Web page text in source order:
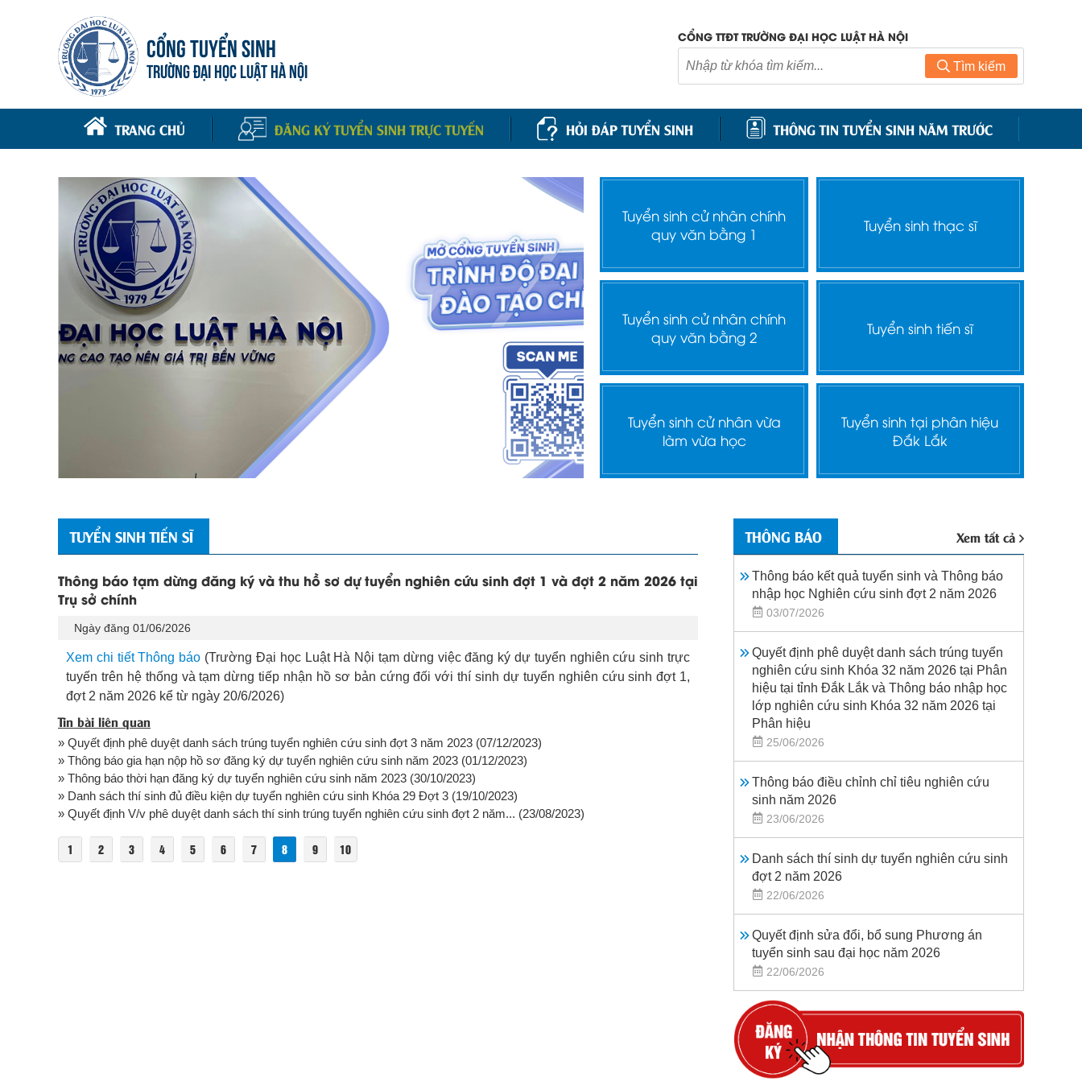
CỔNG TUYỂN SINH
TRƯỜNG ĐẠI HỌC LUẬT HÀ NỘI
CỔNG TTĐT TRƯỜNG ĐẠI HỌC LUẬT HÀ NỘI
Tìm kiếm
TRANG CHỦ ĐĂNG KÝ TUYỂN SINH TRỰC TUYẾN HỎI ĐÁP TUYỂN SINH THÔNG TIN TUYỂN SINH NĂM TRƯỚC
Tuyển sinh cử nhân chính
quy văn bằng 1
Tuyển sinh thạc sĩ
Tuyển sinh cử nhân chính
quy văn bằng 2
Tuyển sinh tiến sĩ
Tuyển sinh cử nhân vừa
làm vừa học
Tuyển sinh tại phân hiệu
Đắk Lắk
TUYỂN SINH TIẾN SĨ
Thông báo tạm dừng đăng ký và thu hồ sơ dự tuyển nghiên cứu sinh đợt 1 và đợt 2 năm 2026 tại
Trụ sở chính
Ngày đăng 01/06/2026
Xem chi tiết Thông báo (Trường Đại học Luật Hà Nội tạm dừng việc đăng ký dự tuyển nghiên cứu sinh trực
tuyến trên hệ thống và tạm dừng tiếp nhận hồ sơ bản cứng đối với thí sinh dự tuyển nghiên cứu sinh đợt 1,
đợt 2 năm 2026 kể từ ngày 20/6/2026)
Tin bài liên quan
» Quyết định phê duyệt danh sách trúng tuyển nghiên cứu sinh đợt 3 năm 2023 (07/12/2023)
» Thông báo gia hạn nộp hồ sơ đăng ký dự tuyển nghiên cứu sinh năm 2023 (01/12/2023)
» Thông báo thời hạn đăng ký dự tuyển nghiên cứu sinh năm 2023 (30/10/2023)
» Danh sách thí sinh đủ điều kiện dự tuyển nghiên cứu sinh Khóa 29 Đợt 3 (19/10/2023)
» Quyết định V/v phê duyệt danh sách thí sinh trúng tuyển nghiên cứu sinh đợt 2 năm... (23/08/2023)
1 2 3 4 5 6 7 8 9 10
THÔNG BÁO Xem tất cả
Thông báo kết quả tuyển sinh và Thông báo
nhập học Nghiên cứu sinh đợt 2 năm 2026
03/07/2026
Quyết định phê duyệt danh sách trúng tuyển
nghiên cứu sinh Khóa 32 năm 2026 tại Phân
hiệu tại tỉnh Đắk Lắk và Thông báo nhập học
lớp nghiên cứu sinh Khóa 32 năm 2026 tại
Phân hiệu
25/06/2026
Thông báo điều chỉnh chỉ tiêu nghiên cứu
sinh năm 2026
23/06/2026
Danh sách thí sinh dự tuyển nghiên cứu sinh
đợt 2 năm 2026
22/06/2026
Quyết định sửa đổi, bổ sung Phương án
tuyển sinh sau đại học năm 2026
22/06/2026